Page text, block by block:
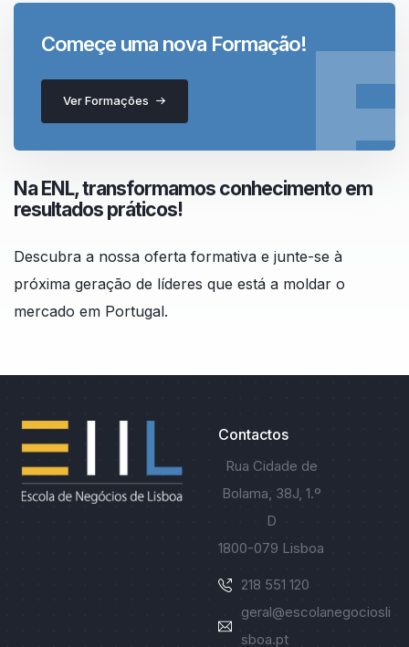
Começe uma nova Formação!
Ver Formações
Na ENL, transformamos conhecimento em
resultados práticos!
Descubra a nossa oferta formativa e junte-se à
próxima geração de líderes que está a moldar o
mercado em Portugal.
Contactos
Rua Cidade de
Bolama, 38J, 1.º
D
1800-079 Lisboa
218 551 120
geral@escolanegociosli
sboa.pt